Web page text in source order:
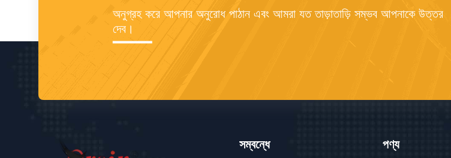
অনুগ্রহ করে আপনার অনুরোধ পাঠান এবং আমরা যত তাড়াতাড়ি সম্ভব আপনাকে উত্তর
দেব।
সম্বন্ধে পণ্য